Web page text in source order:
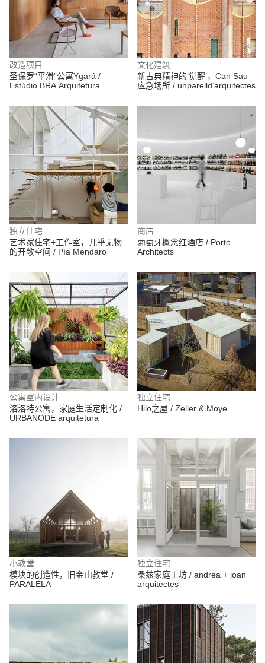
改造项目
圣保罗“平滑”公寓Ygará /
Estúdio BRA Arquitetura
文化建筑
新古典精神的‘觉醒’，Can Sau
应急场所 / unparelld’arquitectes
独立住宅
艺术家住宅+工作室，几乎无物
的开敞空间 / Pía Mendaro
商店
葡萄牙概念红酒店 / Porto
Architects
公寓室内设计
洛洛特公寓，家庭生活定制化 /
URBANODE arquitetura
独立住宅
Hilo之屋 / Zeller & Moye
小教堂
模块的创造性，旧金山教堂 /
PARALELA
独立住宅
桑兹家庭工坊 / andrea + joan
arquitectes